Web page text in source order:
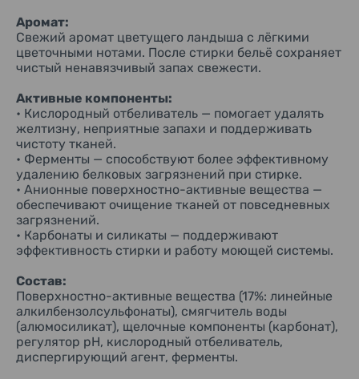
повседневных тканей и обеспечивает привычное
японское качество стирки.
Аромат:
Свежий аромат цветущего ландыша с лёгкими
цветочными нотами. После стирки бельё сохраняет
чистый ненавязчивый запах свежести.
Активные компоненты:
• Кислородный отбеливатель — помогает удалять
желтизну, неприятные запахи и поддерживать
чистоту тканей.
• Ферменты — способствуют более эффективному
удалению белковых загрязнений при стирке.
• Анионные поверхностно-активные вещества —
обеспечивают очищение тканей от повседневных
загрязнений.
• Карбонаты и силикаты — поддерживают
эффективность стирки и работу моющей системы.
Состав:
Поверхностно-активные вещества (17%: линейные
алкилбензолсульфонаты), смягчитель воды
(алюмосиликат), щелочные компоненты (карбонат),
регулятор pH, кислородный отбеливатель,
диспергирующий агент, ферменты.